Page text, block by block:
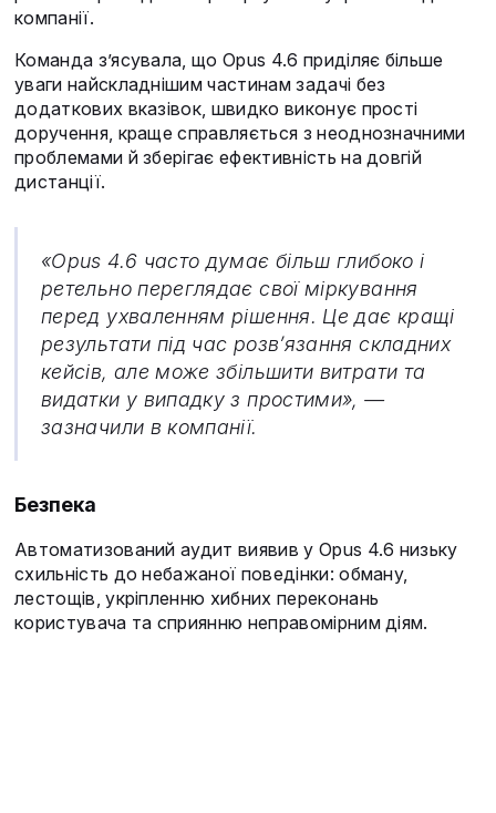
компанії.
Команда з’ясувала, що Opus 4.6 приділяє більше
уваги найскладнішим частинам задачі без
додаткових вказівок, швидко виконує прості
доручення, краще справляється з неоднозначними
проблемами й зберігає ефективність на довгій
дистанції.
«Opus 4.6 часто думає більш глибоко і
ретельно переглядає свої міркування
перед ухваленням рішення. Це дає кращі
результати під час розв’язання складних
кейсів, але може збільшити витрати та
видатки у випадку з простими», —
зазначили в компанії.
Безпека
Автоматизований аудит виявив у Opus 4.6 низьку
схильність до небажаної поведінки: обману,
лестощів, укріпленню хибних переконань
користувача та сприянню неправомірним діям.